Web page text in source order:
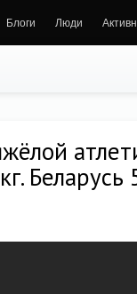
Блоги Люди
Беларусь